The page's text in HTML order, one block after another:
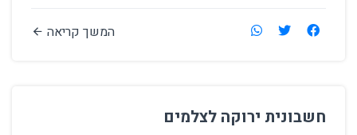
המשך קריאה
חשבונית ירוקה לצלמים